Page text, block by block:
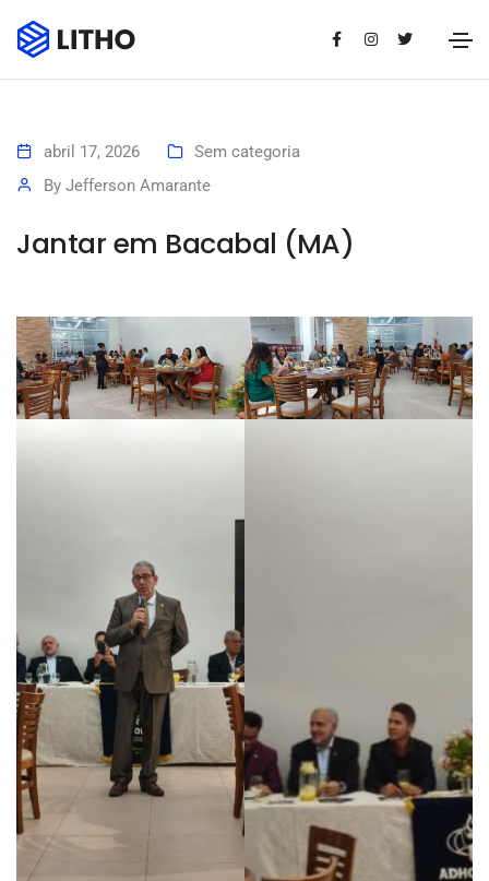
abril 17, 2026
Sem categoria
By Jefferson Amarante
Jantar em Bacabal (MA)